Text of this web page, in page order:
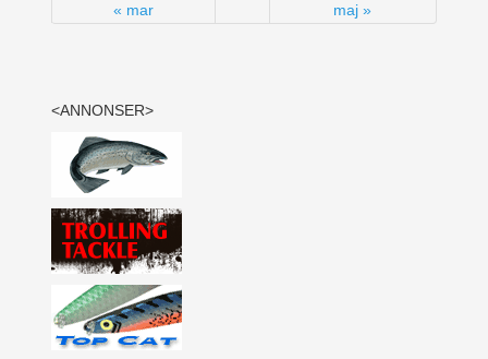
« mar maj »
<ANNONSER>